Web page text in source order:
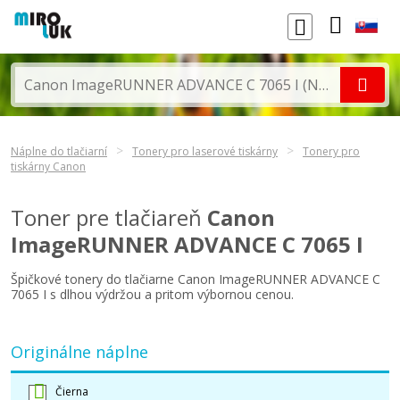
Náplne do tlačiarní Tonery pro laserové tiskárny
Tonery pro
tiskárny Canon
Toner pre tlačiareň Canon
ImageRUNNER ADVANCE C 7065 I
Špičkové tonery do tlačiarne Canon ImageRUNNER ADVANCE C
7065 I s dlhou výdržou a pritom výbornou cenou.
Originálne náplne
Čierna